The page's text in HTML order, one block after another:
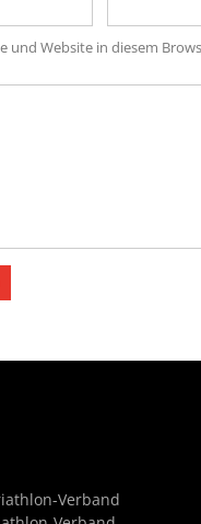
und Website in diesem
Verband